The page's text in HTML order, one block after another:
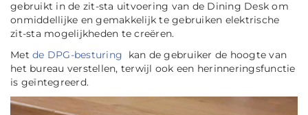
gebruikt in de zit-sta uitvoering van de Dining Desk om
onmiddellijke en gemakkelijk te gebruiken elektrische
zit-sta mogelijkheden te creëren.
Met de DPG-besturing kan de gebruiker de hoogte van
het bureau verstellen, terwijl ook een herinneringsfunctie
is geïntegreerd.